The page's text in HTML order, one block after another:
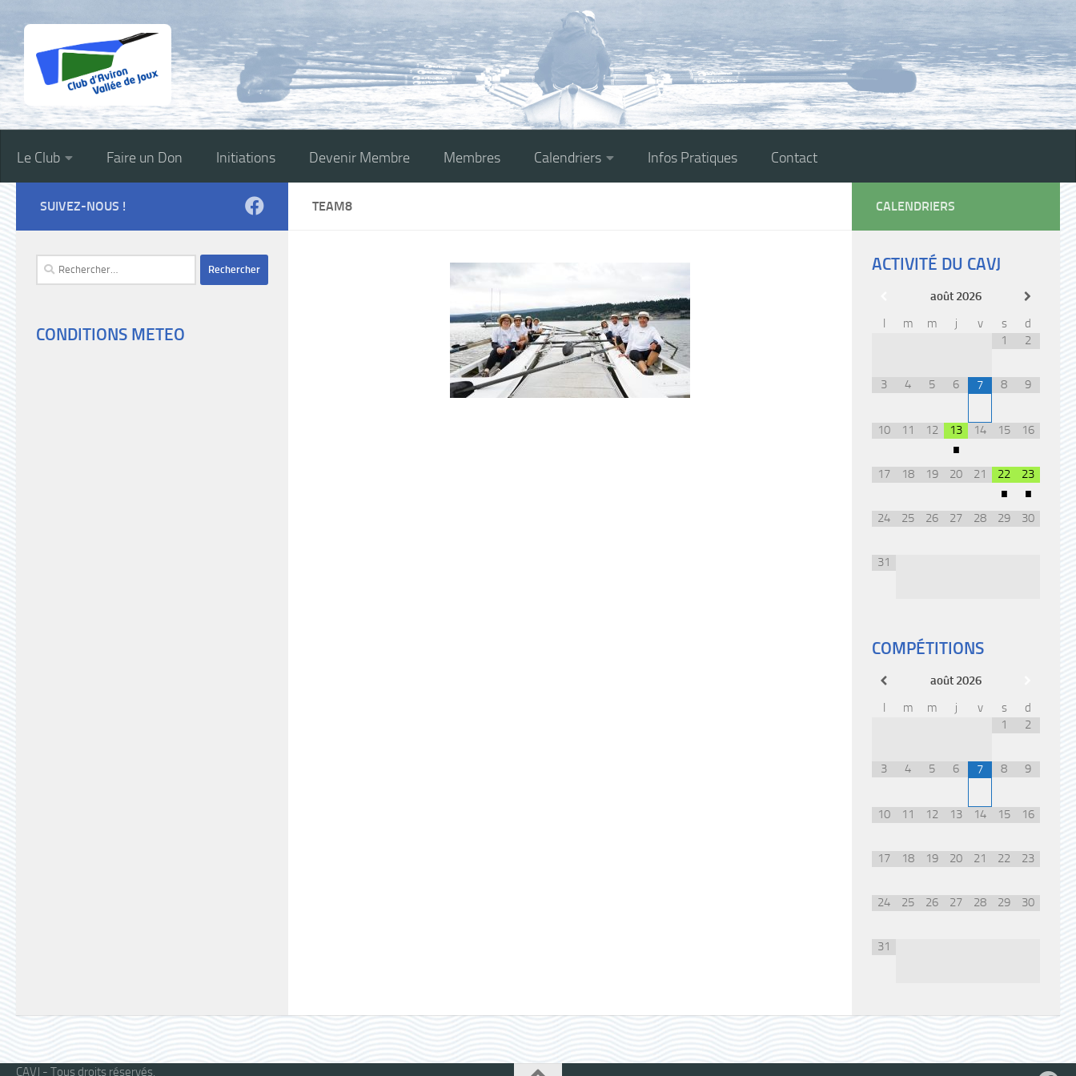
Skip to content
Le Club Faire un Don Initiations Devenir Membre Membres Calendriers Infos Pratiques Contact
TEAM8
SUIVEZ-NOUS !
Rechercher :
CONDITIONS METEO
CALENDRIERS
ACTIVITÉ DU CAVJ
août 2026
l
m m j v s
d
1
2
3 4 5 6 7 8 9
10 11 12 13
•
14 15 16
17 18 19 20 21 22
•
23
•
24 25 26 27 28 29 30
31
COMPÉTITIONS
août 2026
l
m m j v s
d
1
2
3 4 5 6 7 8 9
10 11 12 13 14 15 16
17 18 19 20 21 22 23
24 25 26 27 28 29 30
31
CAVJ - Tous droits réservés.